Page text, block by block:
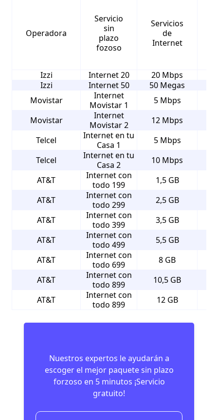
Operadora
Servicio
sin
plazo
fozoso
Servicios
de
Internet
Izzi Internet 20 20 Mbps
Izzi
Internet 50 50 Megas
Movistar
Internet
Movistar 1
5 Mbps
Movistar
Internet
Movistar 2
12 Mbps
Telcel
Internet en tu
Casa 1
5 Mbps
Telcel
Internet en tu
Casa 2
10 Mbps
AT&T
Internet con
todo 199
1,5 GB
AT&T
Internet con
todo 299
2,5 GB
AT&T
Internet con
todo 399
3,5 GB
AT&T
Internet con
todo 499
5,5 GB
AT&T
Internet con
todo 699
8 GB
AT&T
Internet con
todo 899
10,5 GB
AT&T
Internet con
todo 899
12 GB
Nuestros expertos le ayudarán a
escoger el mejor paquete sin plazo
forzoso en 5 minutos ¡Servicio
gratuito!